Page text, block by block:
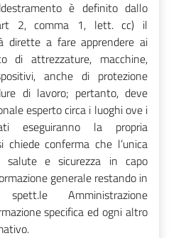
è definito dallo
2, comma 1, lett. cc) il
dirette a fare apprendere ai
di attrezzature, macchine,
anche di protezione
di lavoro; pertanto, deve
esperto circa i luoghi ove i
eseguiranno la propria
chiede conferma che l’unica
salute e sicurezza in capo
generale restando in
Amministrazione
specifica ed ogni altro